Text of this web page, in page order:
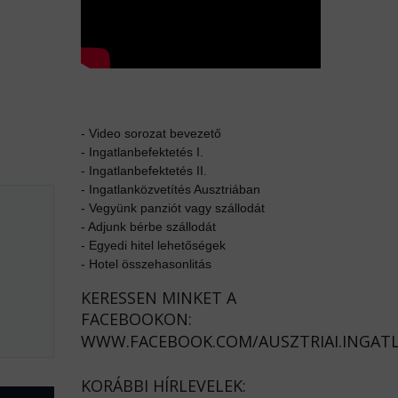
- Video sorozat bevezető
- Ingatlanbefektetés I.
- Ingatlanbefektetés II.
- Ingatlanközvetítés Ausztriában
- Vegyünk panziót vagy szállodát
- Adjunk bérbe szállodát
- Egyedi hitel lehetőségek
- Hotel összehasonlitás
KERESSEN MINKET A
FACEBOOKON:
WWW.FACEBOOK.COM/
KORÁBBI HÍRLEVELEK: